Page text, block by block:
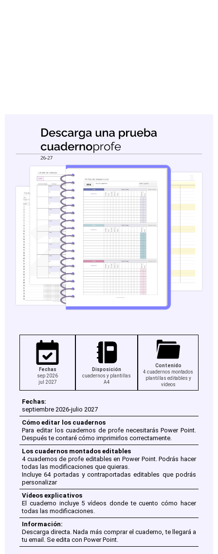
Fechas
sep 2026
jul 2027
Disposición
cuadernos y plantillas
A4
Contenido
4 cuadernos montados
plantillas editables y
vídeos
Fechas:
septiembre 2026-julio 2027
Cómo editar los cuadernos
Para editar los cuadernos de profe necesitarás Power Point.
Después te contaré cómo imprimirlos correctamente.
Los cuadernos montados editables
4 cuadernos de profe editables en Power Point. Podrás hacer
todas las modificaciones que quieras.
Incluye 64 portadas y contraportadas editables que podrás
personalizar
Vídeos explicativos
El cuaderno incluye 5 vídeos donde te cuento cómo hacer
todas las modificaciones.
Información:
Descarga directa. Nada más comprar el cuaderno, te llegará a
tu email. Se edita con Power Point.